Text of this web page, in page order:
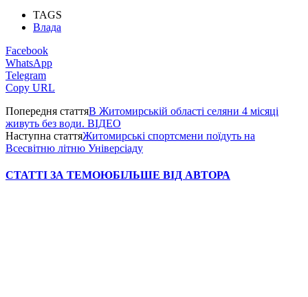
TAGS
Влада
Facebook
WhatsApp
Telegram
Copy URL
Попередня статтяВ Житомирській області селяни 4 місяці
живуть без води. ВІДЕО
Наступна статтяЖитомирські спортсмени поїдуть на
Всесвітню літню Універсіаду
СТАТТІ ЗА ТЕМОЮБІЛЬШЕ ВІД АВТОРА